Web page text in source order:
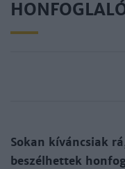
Sokan kíváncsiak
beszélhettek